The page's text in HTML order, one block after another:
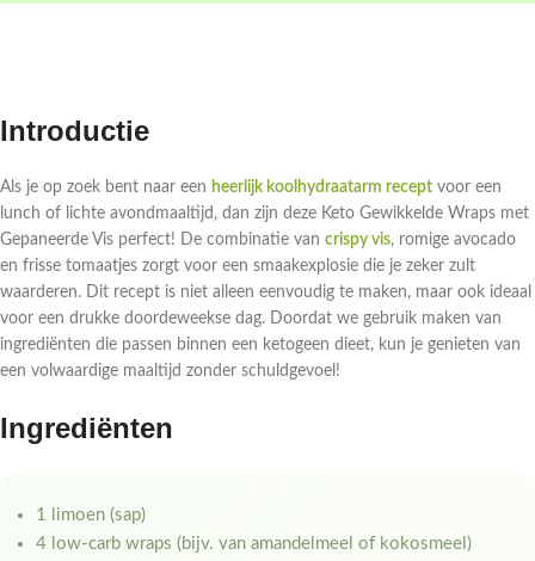
Introductie
Als je op zoek bent naar een heerlijk koolhydraatarm recept voor een
lunch of lichte avondmaaltijd, dan zijn deze Keto Gewikkelde Wraps met
Gepaneerde Vis perfect! De combinatie van crispy vis, romige avocado
en frisse tomaatjes zorgt voor een smaakexplosie die je zeker zult
waarderen. Dit recept is niet alleen eenvoudig te maken, maar ook ideaal
voor een drukke doordeweekse dag. Doordat we gebruik maken van
ingrediënten die passen binnen een ketogeen dieet, kun je genieten van
een volwaardige maaltijd zonder schuldgevoel!
Ingrediënten
1 limoen (sap)
4 low-carb wraps (bijv. van amandelmeel of kokosmeel)